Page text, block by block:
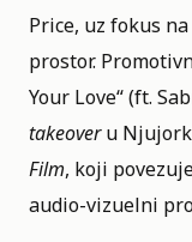
Price, uz fokus
prostor.
Your Love“ (ft.
takeoveru
Film, koji
audio-vizuelni